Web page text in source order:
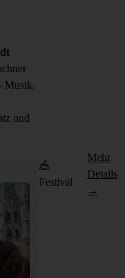
Musik,
und
🎪
Festival
Mehr
Details
→